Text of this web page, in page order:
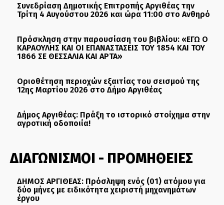
Συνεδρίαση Δημοτικής Επιτροπής Αργιθέας την
Τρίτη 4 Αυγούστου 2026 και ώρα 11:00 στο Ανθηρό
Πρόσκληση στην παρουσίαση του βιβλίου: «ΕΓΩ Ο
ΚΑΡΑΟΥΛΗΣ ΚΑΙ ΟΙ ΕΠΑΝΑΣΤΑΣΕΙΣ ΤΟΥ 1854 ΚΑΙ ΤΟΥ
1866 ΣΕ ΘΕΣΣΑΛΙΑ ΚΑΙ ΑΡΤΑ»
Οριοθέτηση περιοχών εξαιτίας του σεισμού της
12ης Μαρτίου 2026 στο Δήμο Αργιθέας
Δήμος Αργιθέας: Πράξη το ιστορικό στοίχημα στην
αγροτική οδοποιία!
ΔΙΑΓΩΝΙΣΜΟΙ - ΠΡΟΜΗΘΕΙΕΣ
ΔΗΜΟΣ ΑΡΓΙΘΕΑΣ: Πρόσληψη ενός (01) ατόμου για
δύο μήνες με ειδικότητα χειριστή μηχανημάτων
έργου